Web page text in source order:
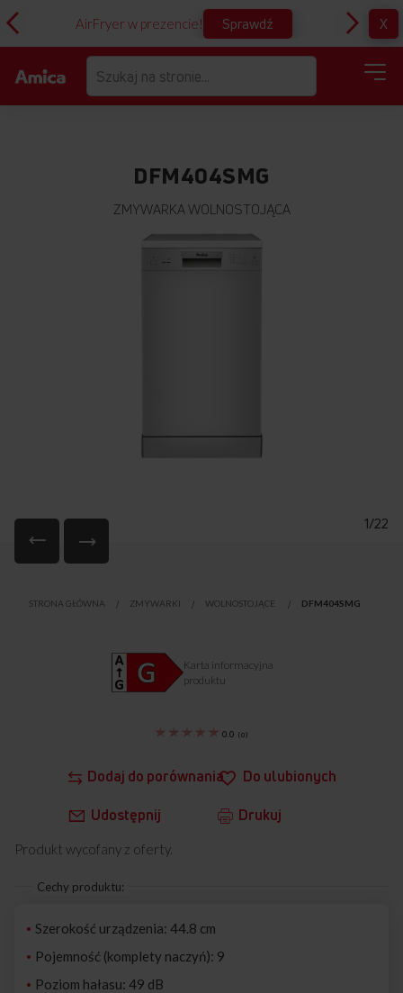
AirFryer w prezencie! Sprawdź X
DFM404SMG
ZMYWARKA WOLNOSTOJĄCA
1/22
początek
STRONA GŁÓWNA ZMYWARKI WOLNOSTOJĄCE DFM404SMG
Dodaj do porównania Do ulubionych
Udostępnij Drukuj
0.0 (0)
Karta informacyjna
produktu
Produkt wycofany z oferty.
Cechy produktu:
Szerokość urządzenia: 44.8 cm
Pojemność (komplety naczyń): 9
Poziom hałasu: 49 dB